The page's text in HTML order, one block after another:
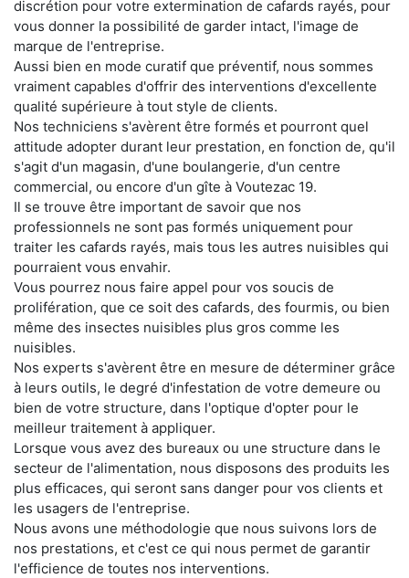
discrétion pour votre extermination de cafards rayés, pour
vous donner la possibilité de garder intact, l'image de
marque de l'entreprise.
Aussi bien en mode curatif que préventif, nous sommes
vraiment capables d'offrir des interventions d'excellente
qualité supérieure à tout style de clients.
Nos techniciens s'avèrent être formés et pourront quel
attitude adopter durant leur prestation, en fonction de, qu'il
s'agit d'un magasin, d'une boulangerie, d'un centre
commercial, ou encore d'un gîte à Voutezac 19.
Il se trouve être important de savoir que nos
professionnels ne sont pas formés uniquement pour
traiter les cafards rayés, mais tous les autres nuisibles qui
pourraient vous envahir.
Vous pourrez nous faire appel pour vos soucis de
prolifération, que ce soit des cafards, des fourmis, ou bien
même des insectes nuisibles plus gros comme les
nuisibles.
Nos experts s'avèrent être en mesure de déterminer grâce
à leurs outils, le degré d'infestation de votre demeure ou
bien de votre structure, dans l'optique d'opter pour le
meilleur traitement à appliquer.
Lorsque vous avez des bureaux ou une structure dans le
secteur de l'alimentation, nous disposons des produits les
plus efficaces, qui seront sans danger pour vos clients et
les usagers de l'entreprise.
Nous avons une méthodologie que nous suivons lors de
nos prestations, et c'est ce qui nous permet de garantir
l'efficience de toutes nos interventions.